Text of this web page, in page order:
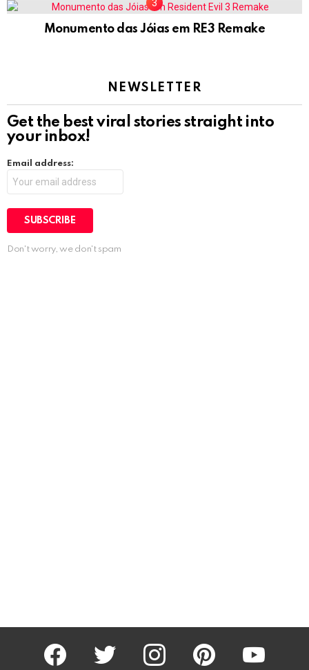
Monumento das Jóias em RE3 Remake
NEWSLETTER
Get the best viral stories straight into
your inbox!
Email address:
Don't worry, we don't spam
facebook twitter instagram pinterest youtube